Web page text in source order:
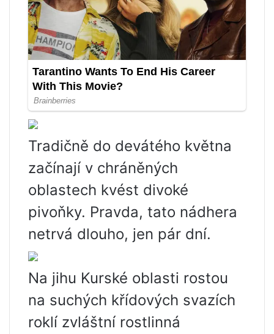
Tradičně do devátého května
začínají v chráněných
oblastech kvést divoké
pivoňky. Pravda, tato nádhera
netrvá dlouho, jen pár dní.
Na jihu Kurské oblasti rostou
na suchých křídových svazích
roklí zvláštní rostlinná